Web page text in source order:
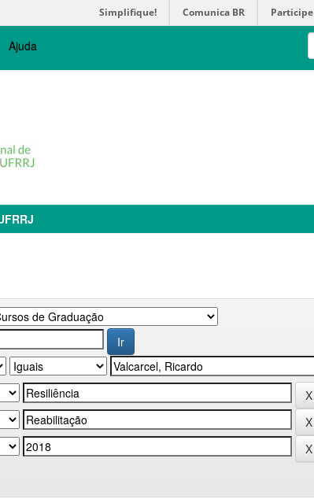
Simplifique! Comunica BR Participe
Ajuda